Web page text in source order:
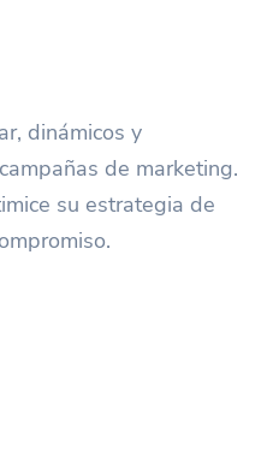
dinámicos y
de marketing.
su estrategia de